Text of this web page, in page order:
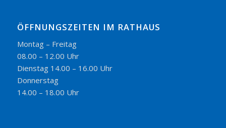
ÖFFNUNGSZEITEN IM RATHAUS
Montag – Freitag
08.00 – 12.00 Uhr
Dienstag 14.00 – 16.00 Uhr
Donnerstag
14.00 – 18.00 Uhr